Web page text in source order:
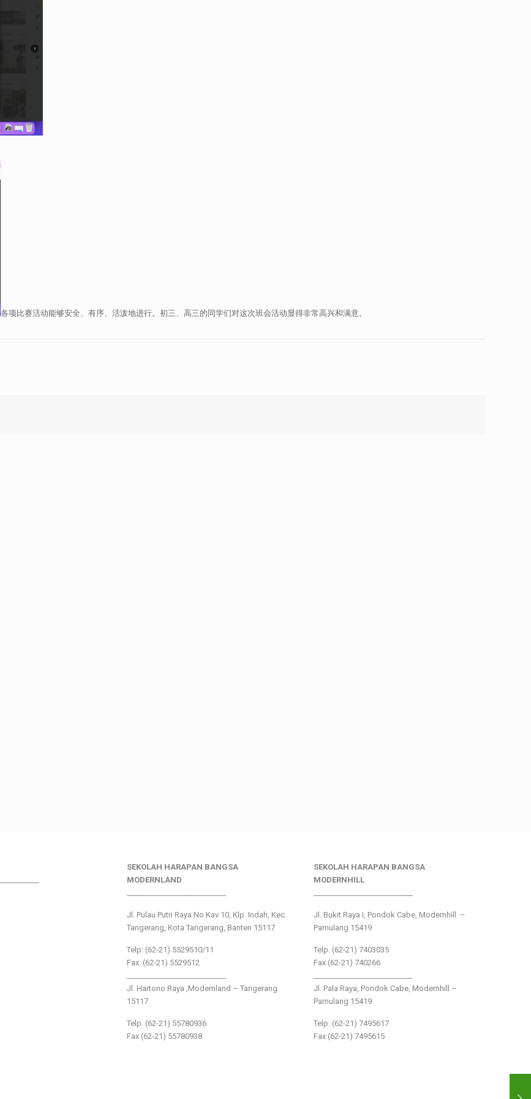
各项比赛活动能够安全、有序、活泼地进行。初三、高三的同学们对这次班会活动显得非常高兴和满意。
SEKOLAH HARAPAN BANGSA
MODERNLAND
Jl. Pulau Putri Raya No.Kav 10, Klp. Indah, Kec.
Tangerang, Kota Tangerang, Banten 15117
Telp: (62-21) 5529510/11
Fax: (62-21) 5529512
Jl. Hartono Raya ,Modernland – Tangerang
15117
Telp. (62-21) 55780936
Fax (62-21) 55780938
SEKOLAH HARAPAN BANGSA
MODERNHILL
Jl. Bukit Raya I, Pondok Cabe, Modernhill –
Pamulang 15419
Telp. (62-21) 7403035
Fax (62-21) 740266
Jl. Pala Raya, Pondok Cabe, Modernhill –
Pamulang 15419
Telp. (62-21) 7495617
Fax (62-21) 7495615